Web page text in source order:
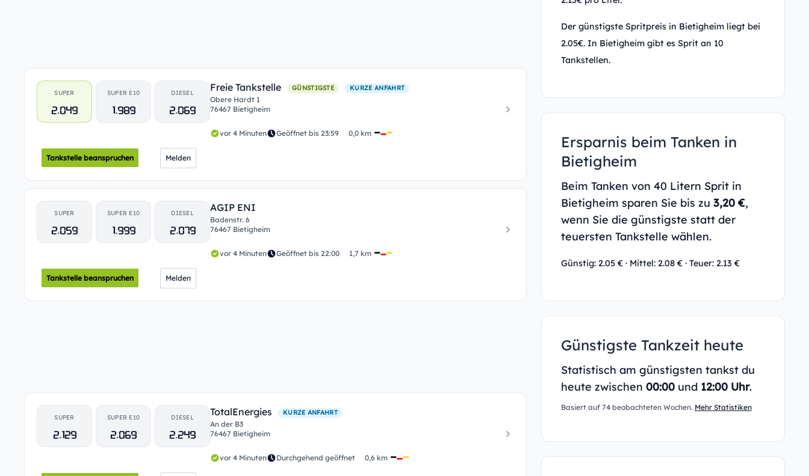
SUPER
2.049
SUPER E10
1.989
DIESEL
2.069
Freie Tankstelle GÜNSTIGSTE KURZE ANFAHRT
Obere Hardt 1
76467 Bietigheim
vor 4 Minuten Geöffnet bis 23:59 0,0 km
Tankstelle beanspruchen Melden
SUPER
2.059
SUPER E10
1.999
DIESEL
2.079
AGIP ENI
Badenstr. 6
76467 Bietigheim
vor 4 Minuten Geöffnet bis 22:00 1,7 km
Tankstelle beanspruchen Melden
SUPER
2.129
SUPER E10
2.069
DIESEL
2.249
TotalEnergies KURZE ANFAHRT
An der B3
76467 Bietigheim
vor 4 Minuten Durchgehend geöffnet 0,6 km
Der günstigste Spritpreis in Bietigheim liegt bei
2.05€. In Bietigheim gibt es Sprit an 10
Tankstellen.
Ersparnis beim Tanken in
Bietigheim
Beim Tanken von 40 Litern Sprit in
Bietigheim sparen Sie bis zu 3,20 €,
wenn Sie die günstigste statt der
teuersten Tankstelle wählen.
Günstig: 2.05 € · Mittel: 2.08 € · Teuer: 2.13 €
Günstigste Tankzeit heute
Statistisch am günstigsten tankst du
heute zwischen 00:00und 12:00 Uhr.
Basiert auf 74 beobachteten Wochen. Mehr Statistiken